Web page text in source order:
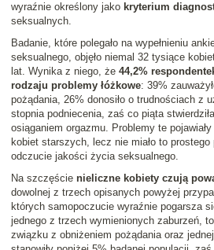
wyraźnie określony jako kryterium
seksualnych.
Badanie, które polegało na wypełnieniu
seksualnego, objęło niemal 32 tysiące
lat. Wynika z niego, że 44,2%
rodzaju problemy łóżkowe: 39%
pożądania, 26% donosiło o trudnościach z
stopnia podniecenia, zaś co piąta
osiąganiem orgazmu. Problemy te
kobiet starszych, lecz nie miało to prostego
odczucie jakości życia seksualnego.
Na szczęście nieliczne kobiety czują
dowolnej z trzech opisanych powyżej
których samopoczucie wyraźnie pogarsza
jednego z trzech wymienionych zaburzeń,
związku z obniżeniem pożądania oraz